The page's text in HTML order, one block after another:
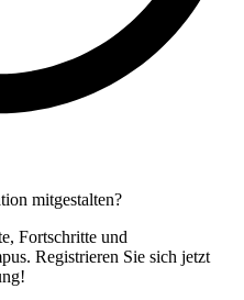
mitgestalten?
Fortschritte und
Registrieren Sie sich jetzt